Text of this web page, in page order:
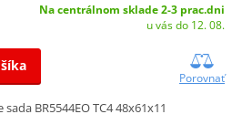
Na centrálnom sklade 2-3 prac.dni
u vás do 12. 08.
Porovnať
BR5544EO TC4 48x61x11